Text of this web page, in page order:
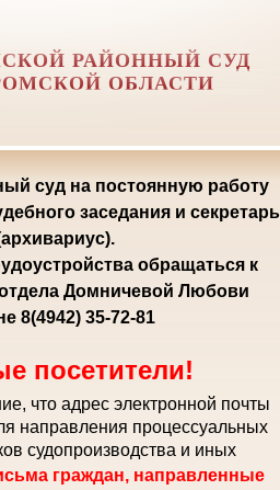
РАЙОННЫЙ СУД
ОБЛАСТИ
суд на постоянную работу
заседания и секретарь
обращаться к
Домничевой Любови
8(4942) 35-72-81
посетители!
что адрес электронной почты
направления процессуальных
судопроизводства и иных
граждан, направленные